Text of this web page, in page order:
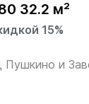
32.2 м²
15%
и